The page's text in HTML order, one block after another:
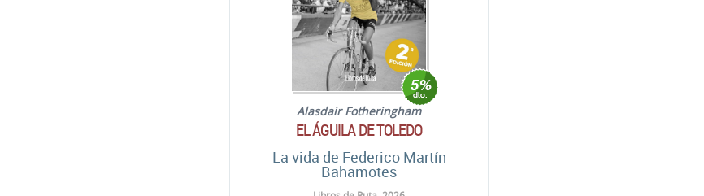
Alasdair Fotheringham
EL ÁGUILA DE TOLEDO
La vida de Federico Martín
Bahamotes